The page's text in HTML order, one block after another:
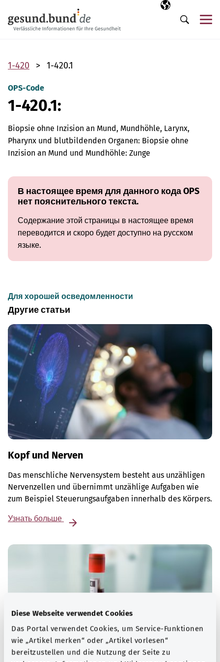
Diese Webseite verwendet Cookies
Das Portal verwendet Cookies, um Service-Funktionen
wie „Artikel merken“ oder „Artikel vorlesen“
bereitzustellen und die Nutzung der Seite zu
Выбранный
RU
Поиск
1-420 1-420.1
OPS-Code
1-420.1:
Biopsie ohne Inzision an Mund, Mundhöhle, Larynx,
Pharynx und blutbildenden Organen: Biopsie ohne
Inzision an Mund und Mundhöhle: Zunge
В настоящее время для данного кода OPS
нет пояснительного текста.
Содержание этой страницы в настоящее время
переводится и скоро будет доступно на русском
языке.
Для хорошей осведомленности
Другие статьи
Kopf und Nerven
Das menschliche Nervensystem besteht aus unzähligen
Nervenzellen und übernimmt unzählige Aufgaben wie
zum Beispiel Steuerungsaufgaben innerhalb des Körpers.
Узнать больше